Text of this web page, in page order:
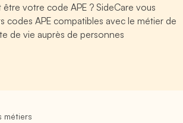
être votre code APE ? SideCare vous
codes APE compatibles avec le métier de
de vie auprès de personnes
métiers